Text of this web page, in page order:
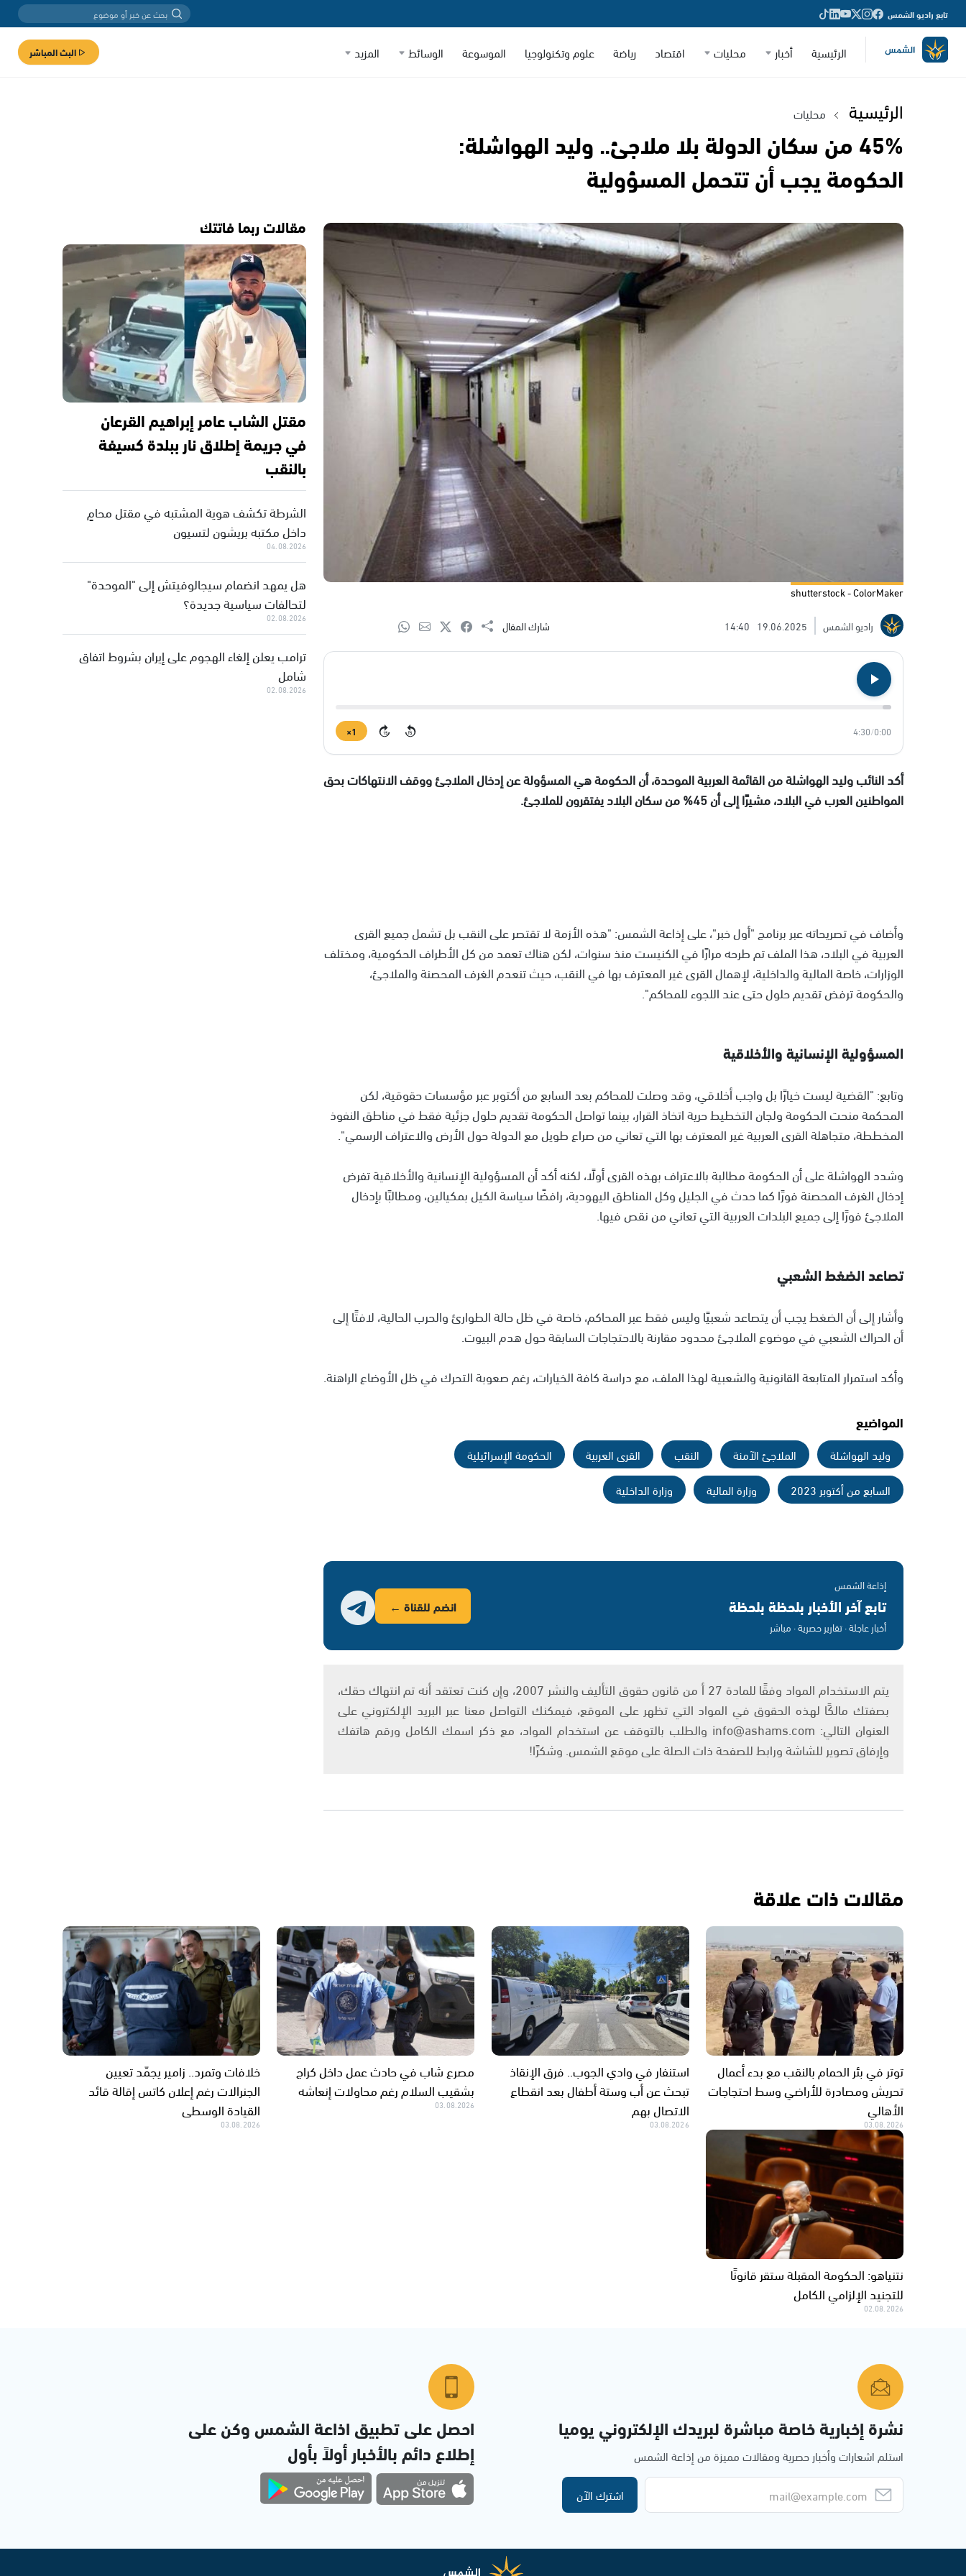
تابع راديو الشمس
الرئيسية أخبار محليات اقتصاد رياضة علوم وتكنولوجيا الموسوعة الوسائط المزيد البث المباشر
الرئيسية محليات
45% من سكان الدولة بلا ملاجئ.. وليد الهواشلة:
الحكومة يجب أن تتحمل المسؤولية
shutterstock - ColorMaker
راديو الشمس
19.06.2025
14:40 شارك المقال
0:00
/
4:30
15
15
1×
أكد النائب وليد الهواشلة من القائمة العربية الموحدة، أن الحكومة هي المسؤولة عن إدخال الملاجئ ووقف الانتهاكات بحق
المواطنين العرب في البلاد، مشيرًا إلى أن 45% من سكان البلاد يفتقرون للملاجئ.
وأضاف في تصريحاته عبر برنامج "أول خبر"، على إذاعة الشمس: "هذه الأزمة لا تقتصر على النقب بل تشمل جميع القرى
العربية في البلاد، هذا الملف تم طرحه مرارًا في الكنيست منذ سنوات، لكن هناك تعمد من كل الأطراف الحكومية، ومختلف
الوزارات، خاصة المالية والداخلية، لإهمال القرى غير المعترف بها في النقب، حيث تنعدم الغرف المحصنة والملاجئ،
والحكومة ترفض تقديم حلول حتى عند اللجوء للمحاكم".
المسؤولية الإنسانية والأخلاقية
وتابع: "القضية ليست خيارًا بل واجب أخلاقي، وقد وصلت للمحاكم بعد السابع من أكتوبر عبر مؤسسات حقوقية، لكن
المحكمة منحت الحكومة ولجان التخطيط حرية اتخاذ القرار، بينما تواصل الحكومة تقديم حلول جزئية فقط في مناطق النفوذ
المخططة، متجاهلة القرى العربية غير المعترف بها التي تعاني من صراع طويل مع الدولة حول الأرض والاعتراف الرسمي".
وشدد الهواشلة على أن الحكومة مطالبة بالاعتراف بهذه القرى أولًا، لكنه أكد أن المسؤولية الإنسانية والأخلاقية تفرض
إدخال الغرف المحصنة فورًا كما حدث في الجليل وكل المناطق اليهودية، رافضًا سياسة الكيل بمكيالين، ومطالبًا بإدخال
الملاجئ فورًا إلى جميع البلدات العربية التي تعاني من نقص فيها.
تصاعد الضغط الشعبي
وأشار إلى أن الضغط يجب أن يتصاعد شعبيًا وليس فقط عبر المحاكم، خاصة في ظل حالة الطوارئ والحرب الحالية، لافتًا إلى
أن الحراك الشعبي في موضوع الملاجئ محدود مقارنة بالاحتجاجات السابقة حول هدم البيوت.
وأكد استمرار المتابعة القانونية والشعبية لهذا الملف، مع دراسة كافة الخيارات، رغم صعوبة التحرك في ظل الأوضاع الراهنة.
المواضيع
وليد الهواشلة الملاجئ الآمنة النقب القرى العربية
الحكومة الإسرائيلية
السابع من أكتوبر 2023
وزارة المالية وزارة الداخلية
إذاعة الشمس
تابع آخر الأخبار بلحظة بلحظة
أخبار عاجلة · تقارير حصرية · مباشر
انضم للقناة ←
يتم الاستخدام المواد وفقًا للمادة 27 أ من قانون حقوق التأليف والنشر 2007، وإن كنت تعتقد أنه تم انتهاك حقك،
بصفتك مالكًا لهذه الحقوق في المواد التي تظهر على الموقع، فيمكنك التواصل معنا عبر البريد الإلكتروني على
العنوان التالي: info@ashams.com والطلب بالتوقف عن استخدام المواد، مع ذكر اسمك الكامل ورقم هاتفك
وإرفاق تصوير للشاشة ورابط للصفحة ذات الصلة على موقع الشمس. وشكرًا!
مقالات ربما فاتتك
مقتل الشاب عامر إبراهيم القرعان
في جريمة إطلاق نار ببلدة كسيفة
بالنقب
الشرطة تكشف هوية المشتبه في مقتل محامٍ
داخل مكتبه بريشون لتسيون
04.08.2026
هل يمهد انضمام سيجالوفيتش إلى "الموحدة"
لتحالفات سياسية جديدة؟
02.08.2026
ترامب يعلن إلغاء الهجوم على إيران بشروط اتفاق
شامل
02.08.2026
مقالات ذات علاقة
توتر في بئر الحمام بالنقب مع بدء أعمال
تحريش ومصادرة للأراضي وسط احتجاجات
الأهالي
03.08.2026
استنفار في وادي الجوب.. فرق الإنقاذ
تبحث عن أب وستة أطفال بعد انقطاع
الاتصال بهم
03.08.2026
مصرع شاب في حادث عمل داخل كراج
بشقيب السلام رغم محاولات إنعاشه
03.08.2026
خلافات وتمرد.. زامير يجمّد تعيين
الجنرالات رغم إعلان كاتس إقالة قائد
القيادة الوسطى
03.08.2026
نتنياهو: الحكومة المقبلة ستقر قانونًا
للتجنيد الإلزامي الكامل
02.08.2026
نشرة إخبارية خاصة مباشرة لبريدك الإلكتروني يوميا
استلم اشعارات وأخبار حصرية ومقالات مميزة من إذاعة الشمس
اشترك الآن
احصل على تطبيق اذاعة الشمس وكن على
إطلاع دائم بالأخبار أولاً بأول